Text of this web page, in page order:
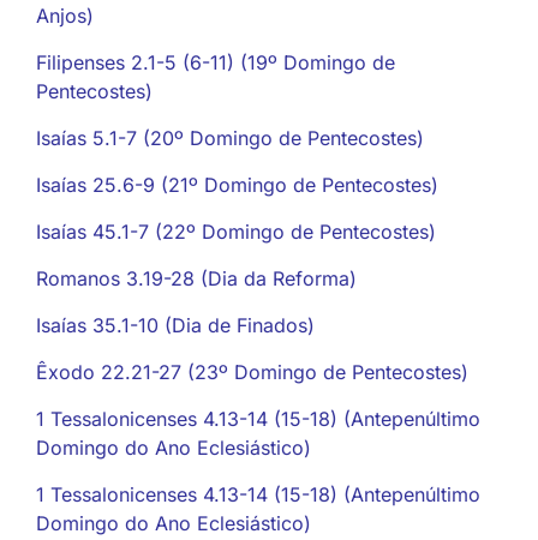
Anjos)
Filipenses 2.1-5 (6-11) (19º Domingo de
Pentecostes)
Isaías 5.1-7 (20º Domingo de Pentecostes)
Isaías 25.6-9 (21º Domingo de Pentecostes)
Isaías 45.1-7 (22º Domingo de Pentecostes)
Romanos 3.19-28 (Dia da Reforma)
Isaías 35.1-10 (Dia de Finados)
Êxodo 22.21-27 (23º Domingo de Pentecostes)
1 Tessalonicenses 4.13-14 (15-18) (Antepenúltimo
Domingo do Ano Eclesiástico)
1 Tessalonicenses 4.13-14 (15-18) (Antepenúltimo
Domingo do Ano Eclesiástico)